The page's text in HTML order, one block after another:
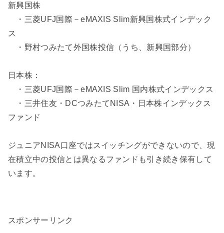
新興国株
・三菱UFJ国際－eMAXIS Slim新興国株式インデック
ス
・野村つみたて外国株投信（うち、新興国部分）
日本株：
・三菱UFJ国際－eMAXIS Slim 国内株式インデックス
・三井住友・DCつみたてNISA・日本株インデックス
ファンド
ジュニアNISA口座ではスイッチングができないので、現
在積立中の投信とは異なるファンドも引き続き保有して
います。
スポンサーリンク